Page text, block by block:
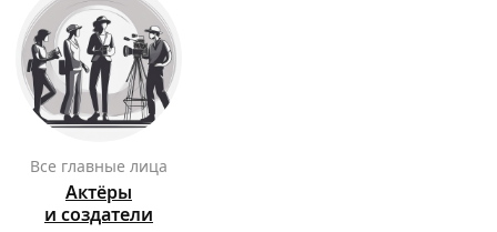
Все главные лица
Актёры
и создатели